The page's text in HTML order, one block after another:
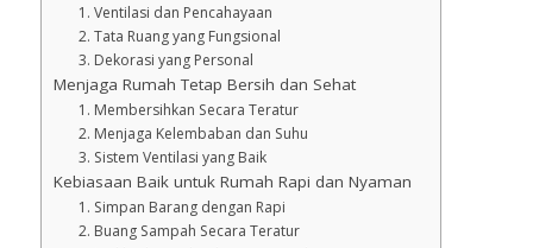
1. Ventilasi dan Pencahayaan
2. Tata Ruang yang Fungsional
3. Dekorasi yang Personal
Menjaga Rumah Tetap Bersih dan Sehat
1. Membersihkan Secara Teratur
2. Menjaga Kelembaban dan Suhu
3. Sistem Ventilasi yang Baik
Kebiasaan Baik untuk Rumah Rapi dan Nyaman
1. Simpan Barang dengan Rapi
2. Buang Sampah Secara Teratur